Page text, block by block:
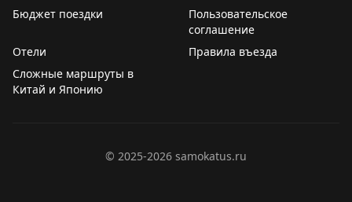
Бюджет поездки
Пользовательское
соглашение
Отели
Правила въезда
Сложные маршруты в
Китай и Японию
© 2025-2026 samokatus.ru